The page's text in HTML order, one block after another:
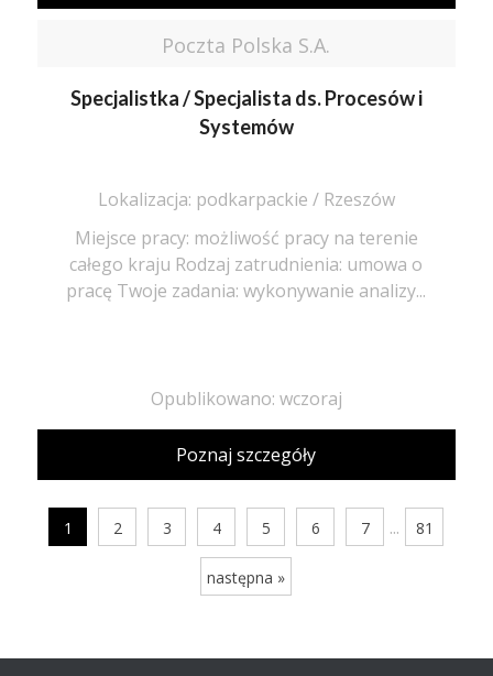
Poczta Polska S.A.
Specjalistka / Specjalista ds. Procesów i
Systemów
Lokalizacja: podkarpackie / Rzeszów
Miejsce pracy: możliwość pracy na terenie
całego kraju Rodzaj zatrudnienia: umowa o
pracę Twoje zadania: wykonywanie analizy...
Opublikowano: wczoraj
Poznaj szczegóły
1 2 3 4 5 6 7 ... 81
następna »